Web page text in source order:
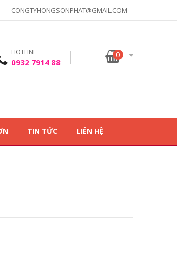
CONGTYHONGSONPHAT@GMAIL.COM
HOTLINE
0932 7914 88
0
TIN TỨC LIÊN HỆ